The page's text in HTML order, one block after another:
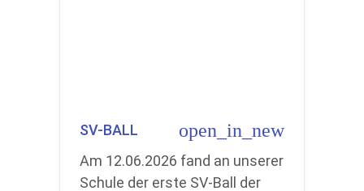
SV-BALL open_in_new
Am 12.06.2026 fand an unserer
Schule der erste SV-Ball der